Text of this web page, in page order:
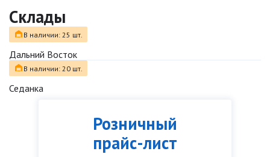
Розничный
прайс-лист
Склады
В наличии: 25 шт.
Дальний Восток
В наличии: 20 шт.
Седанка